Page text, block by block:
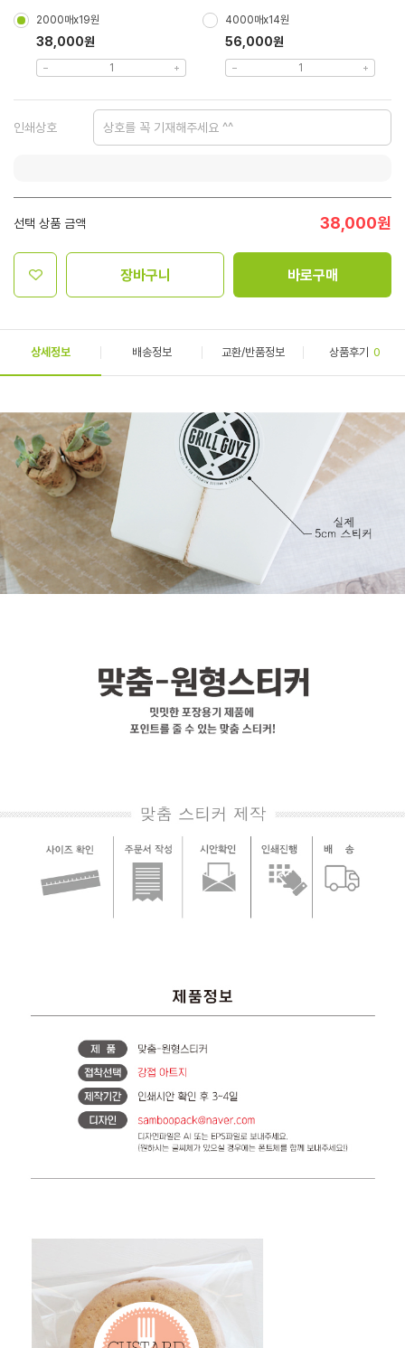
2000매x19원
38,000원
4000매x14원
56,000원
인쇄상호
선택 상품 금액 38,000원
장바구니 바로구매
상세정보 배송정보 교환/반품정보 상품후기 0